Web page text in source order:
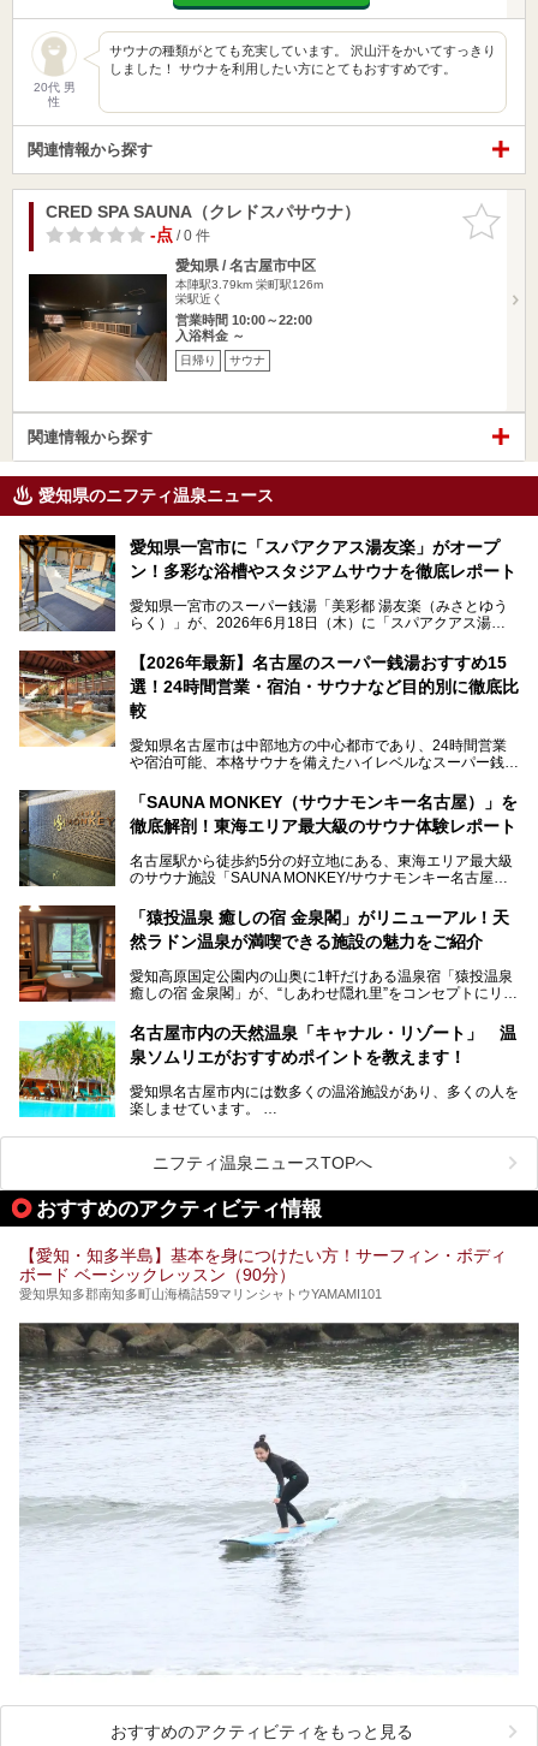
20代 男
性
サウナの種類がとても充実しています。 沢山汗をかいてすっきり
しました！ サウナを利用したい方にとてもおすすめです。
関連情報から探す
お気に入
りに追加
CRED SPA SAUNA（クレドスパサウナ）
-点/ 0 件
愛知県 / 名古屋市中区
本陣駅3.79km 栄町駅126m
栄駅近く
営業時間 10:00～22:00
入浴料金 ～
日帰り サウナ
関連情報から探す
愛知県のニフティ温泉ニュース
愛知県一宮市に「スパアクアス湯友楽」がオープ
ン！多彩な浴槽やスタジアムサウナを徹底レポート
愛知県一宮市のスーパー銭湯「美彩都 湯友楽（みさとゆう
らく）」が、2026年6月18日（木）に「スパアクアス湯友
この地で30年にわたり愛され続けてきた施設だからこそ、
地元住民をはじめオープンを待ちわびている人も多いのでは
ないでしょうか。
老朽化した設備の補修を機に、2年前からじっくり構想を練
ってきたというだけあって、館内の充実度は想像以上。
以前の4倍に拡張したという露天エリアや10の浴槽、40人収
容の巨大なスタジアムサウナに、岩盤浴やリラクゼーション
までまるごと楽しめる施設に生まれ変わりました。
今回は、全面リニューアルして新しくなった「スパアクアス
【2026年最新】名古屋のスーパー銭湯おすすめ15
選！24時間営業・宿泊・サウナなど目的別に徹底比
較
愛知県名古屋市は中部地方の中心都市であり、24時間営業
や宿泊可能、本格サウナを備えたハイレベルなスーパー銭湯
そのため、「日々の仕事の疲れを心身ともにリセットした
い」「休日に時間を忘れて1日中ダラダラ過ごしたい」「コ
くある点が魅力です！
お好みの温泉施設を見つけて楽しんでくださいね。
「SAUNA MONKEY（サウナモンキー名古屋）」を
徹底解剖！東海エリア最大級のサウナ体験レポート
名古屋駅から徒歩約5分の好立地にある、東海エリア最大級
のサウナ施設「SAUNA MONKEY/サウナモンキー名古屋」
「名古屋駅周辺ってサウナが少ないよね」という声をよく耳
にするだけあり、アクセスの良さにも胸が高鳴ります。
今回は普段は男性専用となっているパブリックサウナが、女
さっそく取材してきました！
「猿投温泉 癒しの宿 金泉閣」がリニューアル！天
然ラドン温泉が満喫できる施設の魅力をご紹介
愛知高原国定公園内の山奥に1軒だけある温泉宿「猿投温泉
癒しの宿 金泉閣」が、“しあわせ隠れ里”をコンセプトにリニ
天然ラドン温泉が堪能できるお風呂や、新設・改装された客
室、地元の食材と温泉水で作られたお料理……。
ご紹介します。
名古屋市内の天然温泉「キャナル・リゾート」 温
泉ソムリエがおすすめポイントを教えます！
愛知県名古屋市内には数多くの温浴施設があり、多くの人を
楽しませています。
ムリエの目線で紹介していきます！
名古屋市内にはスーパー銭湯や日帰り温泉が多く、「どこに
行こうかな？」と悩んでしまう方も多いと思います。
ぜひこの記事を参考にして「キャナル・リゾート」に出かけ
てみるのはいかがでしょうか？
ニフティ温泉ニュースTOPへ
おすすめのアクティビティ情報
【愛知・知多半島】基本を身につけたい方！サーフィン・ボディ
ボード ベーシックレッスン（90分）
愛知県知多郡南知多町山海橋詰59マリンシャトウYAMAMI101
おすすめのアクティビティをもっと見る